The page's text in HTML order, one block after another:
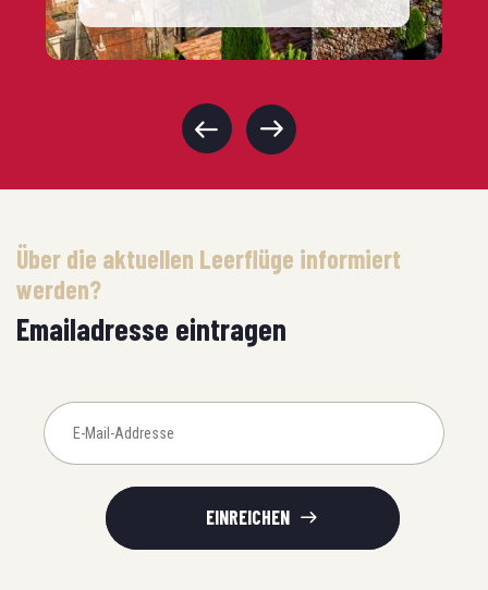
Über die aktuellen Leerflüge informiert
werden?
Emailadresse eintragen
EINREICHEN